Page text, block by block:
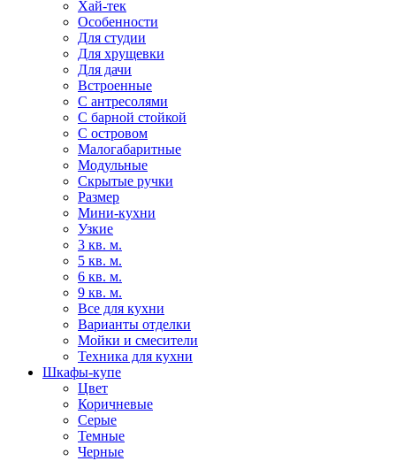
Хай-тек
Особенности
Для студии
Для хрущевки
Для дачи
Встроенные
С антресолями
С барной стойкой
С островом
Малогабаритные
Модульные
Скрытые ручки
Размер
Мини-кухни
Узкие
3 кв. м.
5 кв. м.
6 кв. м.
9 кв. м.
Все для кухни
Варианты отделки
Мойки и смесители
Техника для кухни
Шкафы-купе
Цвет
Коричневые
Серые
Темные
Черные